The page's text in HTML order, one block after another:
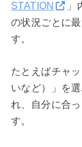
STATION
」
の状況ごとに
す。
たとえばチャ
いなど）」を
れ、自分に合
す。